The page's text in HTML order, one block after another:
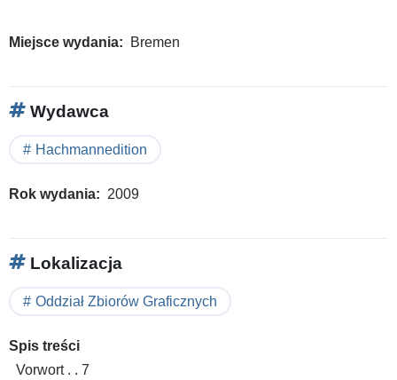
Miejsce wydania Bremen
Wydawca
Hachmannedition
Rok wydania 2009
Lokalizacja
Oddział Zbiorów Graficznych
Spis treści
Vorwort . . 7